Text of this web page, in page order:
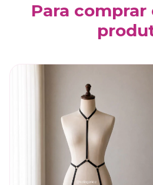
Para comprar